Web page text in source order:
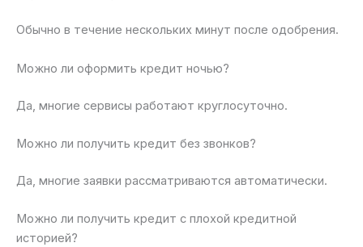
Обычно в течение нескольких минут после одобрения.
Можно ли оформить кредит ночью?
Да, многие сервисы работают круглосуточно.
Можно ли получить кредит без звонков?
Да, многие заявки рассматриваются автоматически.
Можно ли получить кредит с плохой кредитной
историей?